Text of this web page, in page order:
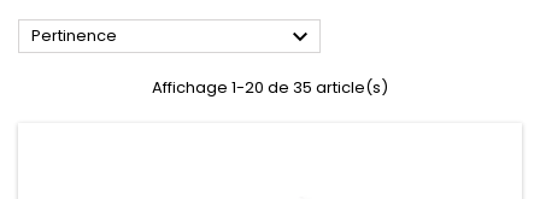
Pertinence 
Affichage 1-20 de 35 article(s)